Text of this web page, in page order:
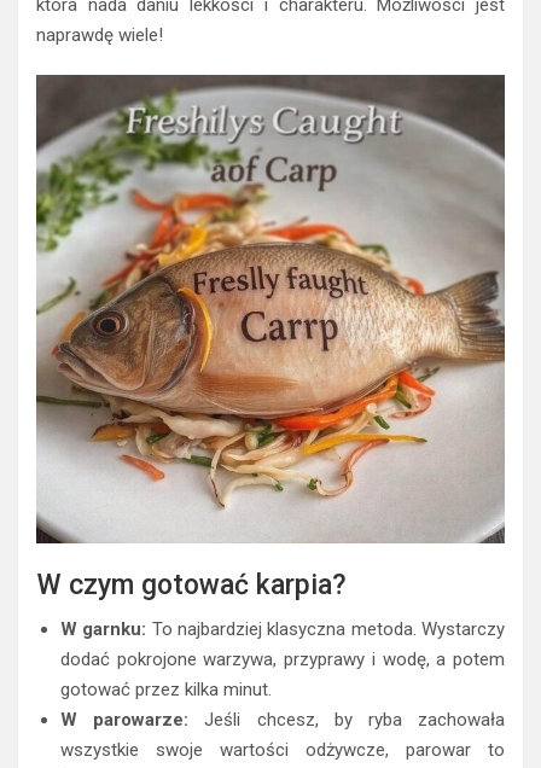
która nada daniu lekkości i charakteru. Możliwości jest
naprawdę wiele!
W czym gotować karpia?
W garnku: To najbardziej klasyczna metoda. Wystarczy
dodać pokrojone warzywa, przyprawy i wodę, a potem
gotować przez kilka minut.
W parowarze: Jeśli chcesz, by ryba zachowała
wszystkie swoje wartości odżywcze, parowar to